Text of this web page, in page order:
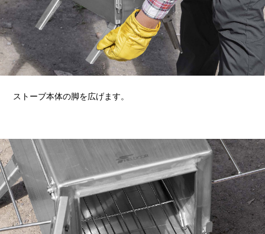
ストーブ本体の脚を広げます。